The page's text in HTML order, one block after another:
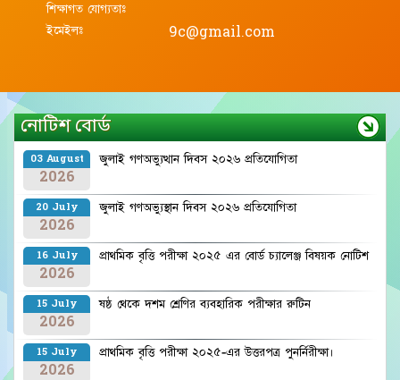
শিক্ষাগত যোগ্যতাঃ
ইমেইলঃ
9c@gmail.com
নোটিশ বোর্ড
03 August
2026
জুলাই গণঅভ্যুত্থান দিবস ২০২৬ প্রতিযোগিতা
20 July
2026
জুলাই গণঅভ্যুস্থান দিবস ২০২৬ প্রতিযোগিতা
16 July
2026
প্রাথমিক বৃত্তি পরীক্ষা ২০২৫ এর বোর্ড চ্যালেঞ্জ বিষয়ক নোটিশ
15 July
2026
ষষ্ঠ থেকে দশম শ্রেণির ব্যবহারিক পরীক্ষার রুটিন
15 July
2026
প্রাথমিক বৃত্তি পরীক্ষা ২০২৫-এর উত্তরপত্র পুনর্নিরীক্ষা।